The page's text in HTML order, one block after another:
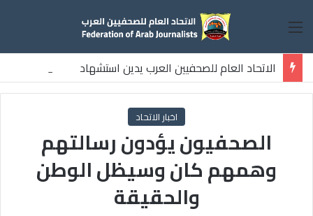
القائمة
الاتحاد العام للصحفيين العرب يدين استشهاد
ثلاثة صحفيين فلسطينيين باستهداف إسرائيلي وسط قطاع غزة
اخبار الاتحاد
الصحفيون يؤدون رسالتهم
وهمهم كان وسيظل الوطن
والحقيقة